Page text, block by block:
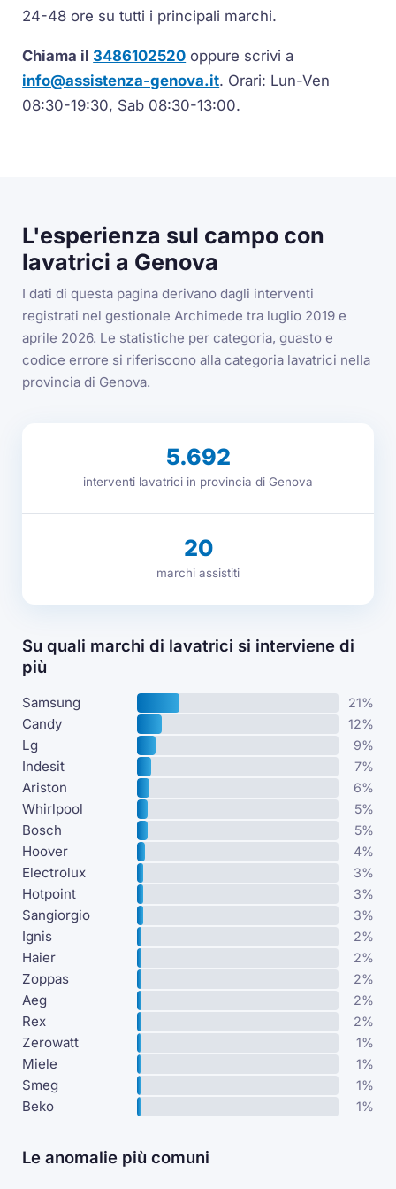
24-48 ore su tutti i principali marchi.
Chiama il 3486102520 oppure scrivi a
info@assistenza-genova.it. Orari: Lun-Ven
08:30-19:30, Sab 08:30-13:00.
L'esperienza sul campo con
lavatrici a Genova
I dati di questa pagina derivano dagli interventi
registrati nel gestionale Archimede tra luglio 2019 e
aprile 2026. Le statistiche per categoria, guasto e
codice errore si riferiscono alla categoria lavatrici nella
provincia di Genova.
5.692
interventi lavatrici in provincia di Genova
20
marchi assistiti
Su quali marchi di lavatrici si interviene di
più
Samsung 21%
Candy 12%
Lg 9%
Indesit 7%
Ariston 6%
Whirlpool 5%
Bosch 5%
Hoover 4%
Electrolux 3%
Hotpoint 3%
Sangiorgio 3%
Ignis 2%
Haier 2%
Zoppas 2%
Aeg 2%
Rex 2%
Zerowatt 1%
Miele 1%
Smeg 1%
Beko 1%
Le anomalie più comuni